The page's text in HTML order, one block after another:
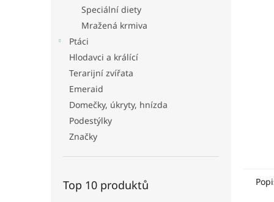
Speciální diety
Mražená krmiva
Ptáci
Hlodavci a králící
Terarijní zvířata
Emeraid
Domečky, úkryty, hnízda
Podestýlky
Značky
Top 10 produktů